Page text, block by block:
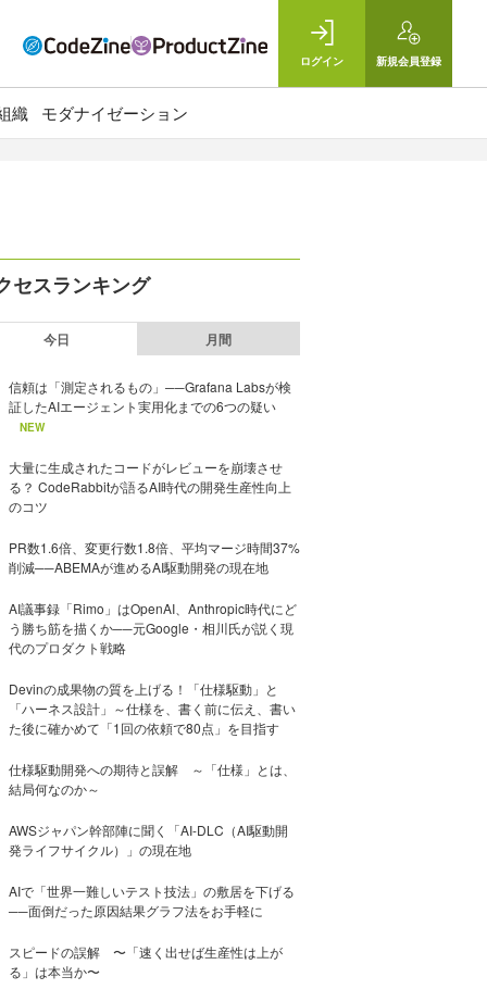
ログイン 新規会員登録
織 モダナイゼーション
セスランキング
今日 月間
信頼は「測定されるもの」──Grafana Labsが検
証したAIエージェント実用化までの6つの疑い
NEW
大量に生成されたコードがレビューを崩壊させ
る？ CodeRabbitが語るAI時代の開発生産性向上
のコツ
PR数1.6倍、変更行数1.8倍、平均マージ時間37%
削減──ABEMAが進めるAI駆動開発の現在地
AI議事録「Rimo」はOpenAI、Anthropic時代にど
う勝ち筋を描くか──元Google・相川氏が説く現
代のプロダクト戦略
Devinの成果物の質を上げる！「仕様駆動」と
「ハーネス設計」～仕様を、書く前に伝え、書い
た後に確かめて「1回の依頼で80点」を目指す
仕様駆動開発への期待と誤解 ～「仕様」とは、
結局何なのか～
AWSジャパン幹部陣に聞く「AI-DLC（AI駆動開
発ライフサイクル）」の現在地
AIで「世界一難しいテスト技法」の敷居を下げる
──面倒だった原因結果グラフ法をお手軽に
スピードの誤解 〜「速く出せば生産性は上が
る」は本当か〜